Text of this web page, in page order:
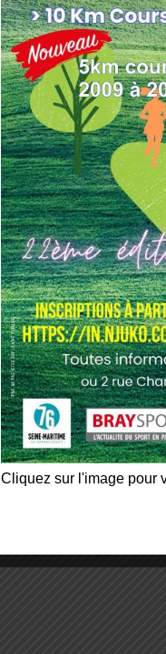
Cliquez sur l'image pour